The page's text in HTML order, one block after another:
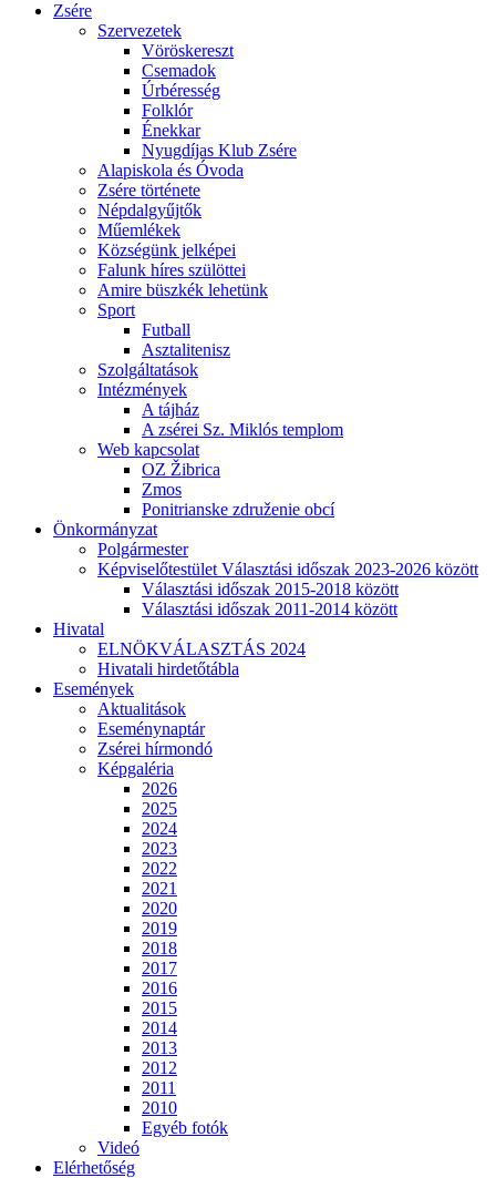
Zsére
Szervezetek
Vöröskereszt
Csemadok
Úrbéresség
Folklór
Énekkar
Nyugdíjas Klub Zsére
Alapiskola és Óvoda
Zsére története
Népdalgyűjtők
Műemlékek
Községünk jelképei
Falunk híres szülöttei
Amire büszkék lehetünk
Sport
Futball
Asztalitenisz
Szolgáltatások
Intézmények
A tájház
A zsérei Sz. Miklós templom
Web kapcsolat
OZ Žibrica
Zmos
Ponitrianske združenie obcí
Önkormányzat
Polgármester
Képviselőtestület Választási időszak 2023-2026 között
Választási időszak 2015-2018 között
Választási időszak 2011-2014 között
Hivatal
ELNÖKVÁLASZTÁS 2024
Hivatali hirdetőtábla
Események
Aktualitások
Eseménynaptár
Zsérei hírmondó
Képgaléria
2026
2025
2024
2023
2022
2021
2020
2019
2018
2017
2016
2015
2014
2013
2012
2011
2010
Egyéb fotók
Videó
Elérhetőség